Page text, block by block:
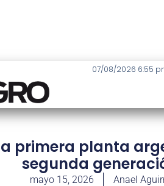
07/08/2026 6:55
primera planta
segunda
mayo 15, 2026 Anael